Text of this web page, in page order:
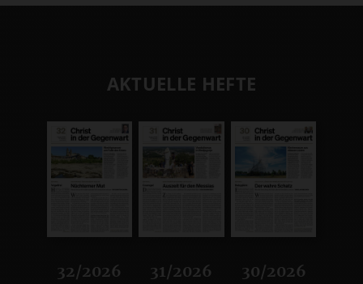
AKTUELLE HEFTE
32/2026
31/2026
30/2026